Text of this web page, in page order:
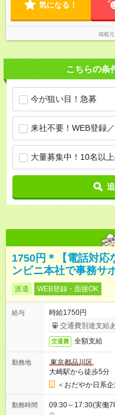
気になる！
掲載
こちらの条
今が狙い目！急募
来社不要！WEB登録
大量募集中！10名以
1750円＊【電話対応
ンビニ本社で事務サ
派遣 WEB登録・面接OK
給与
時給1750円
交通費別途支給
交通費 全額支給
勤務地
東京都品川区
大崎駅から徒歩5分
＜おだやか日系
勤務時間
09:30～17:30(実働